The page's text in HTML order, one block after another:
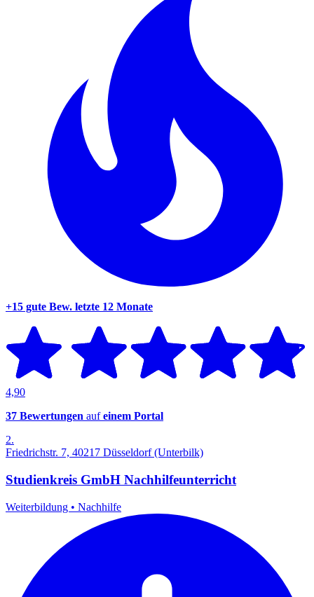
+15 gute Bew. letzte 12 Monate
4,90
37 Bewertungen aufeinem Portal
2.
Friedrichstr. 7, 40217 Düsseldorf (Unterbilk)
Studienkreis GmbH Nachhilfeunterricht
Weiterbildung • Nachhilfe